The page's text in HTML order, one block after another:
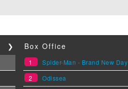
❯ Box Office
1
Spider-Man - Brand New Day
2
Odissea